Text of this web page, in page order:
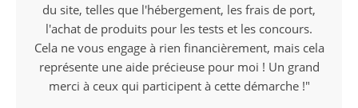
du site, telles que l'hébergement, les frais de port,
l'achat de produits pour les tests et les concours.
Cela ne vous engage à rien financièrement, mais cela
représente une aide précieuse pour moi ! Un grand
merci à ceux qui participent à cette démarche !"